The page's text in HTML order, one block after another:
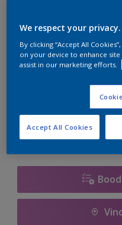
er hard aan om de
We respect your privacy.
By clicking “Accept All
on your device to enhance site
assist in our marketing efforts.
Accept All Cookies